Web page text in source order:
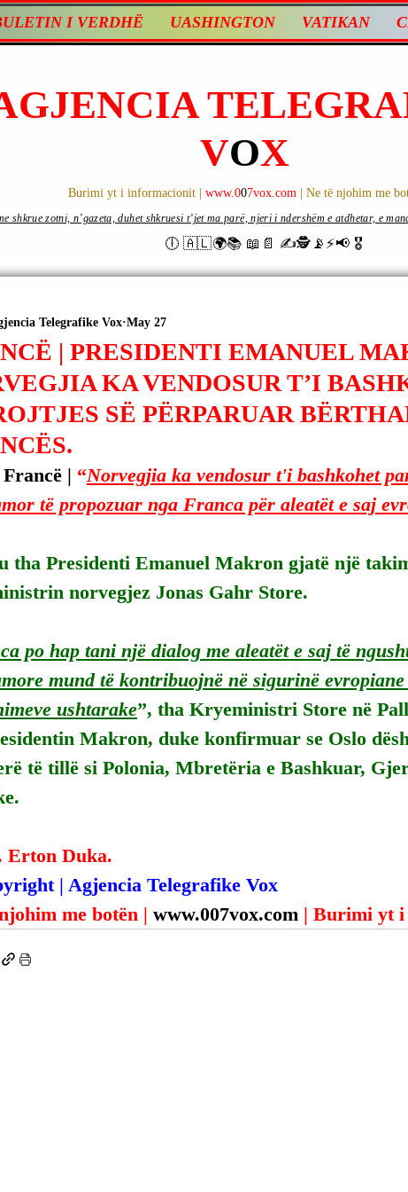
I VERDHË UASHINGTON VATIKAN
VOX
Burimi yt i informacionit | www.007vox.com | Ne të njohim me
🕕 🇦🇱🌍📚 📖📄 ✍🕵️📡⚡️📢 🎖
shkrue zotni, n’gazeta, duhet shkruesi t’jet ma parë, njeri i ndershëm e atdhetar, e
| PRESIDENTI EMANUEL
KA VENDOSUR T’I
SË PËRPARUAR
Telegrafike Vox May 27
| “Norvegjia ka vendosur t'i bashkohet
të propozuar nga Franca për aleatët e saj
tha Presidenti Emanuel Makron gjatë një
norvegjez Jonas Gahr Store.
po hap tani një dialog me aleatët e saj të
mund të kontribuojnë në sigurinë
ushtarake”, tha Kryeministri Store në
Makron, duke konfirmuar se Oslo
të tillë si Polonia, Mbretëria e Bashkuar,
Erton Duka.
| Agjencia Telegrafike Vox
me botën | www.007vox.com | Burimi yt